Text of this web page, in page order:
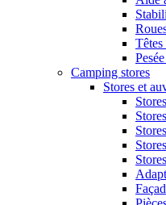
Têtes
Camping stores
Stores et